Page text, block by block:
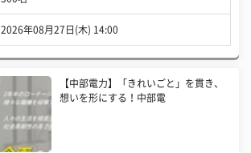
2026年08月27日(木) 14:00
【中部電力】「きれいごと」を貫き、
想いを形にする！中部電